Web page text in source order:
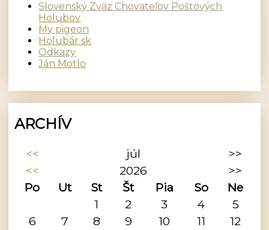
Slovenský Zväz Chovateľov Poštových
Holubov
My pigeon
Holubár sk
Odkazy
Ján Motlo
ARCHÍV
<< júl
>>
<<
2026
>>
Po
Ut St Št Pia So
Ne
1
2 3 4
5
6
7 8 9 10 11
12